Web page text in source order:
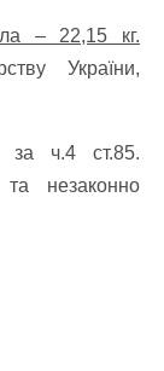
– 22,15 кг.
України,
за ч.4 ст.85.
незаконно